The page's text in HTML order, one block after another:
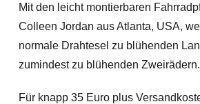
Mit den leicht montierbaren
Colleen Jordan aus Atlanta, USA,
normale Drahtesel zu blühenden
zumindest zu blühenden Zweirädern.
Für knapp 35 Euro plus